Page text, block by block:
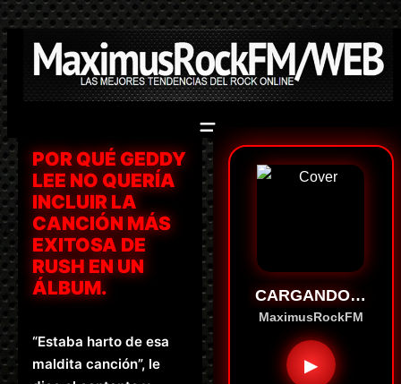
Saltar
contenido
POR QUÉ GEDDY
LEE NO QUERÍA
INCLUIR LA
CANCIÓN MÁS
EXITOSA DE
RUSH EN UN
ÁLBUM.
“Estaba harto de esa
maldita canción”, le
CARGANDO…
MaximusRockFM
▶